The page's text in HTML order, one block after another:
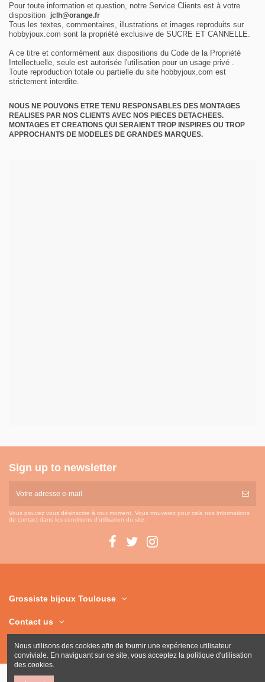
Pour toute information et question, notre Service Clients est à votre
disposition jclh@orange.fr
Tous les textes, commentaires, illustrations et images reproduits sur
hobbyjoux.com sont la propriété exclusive de SUCRE ET CANNELLE.
A ce titre et conformément aux dispositions du Code de la Propriété
Intellectuelle, seule est autorisée l'utilisation pour un usage privé .
Toute reproduction totale ou partielle du site hobbyjoux.com est
strictement interdite.
NOUS NE POUVONS ETRE TENU RESPONSABLES DES MONTAGES
REALISES PAR NOS CLIENTS AVEC NOS PIECES DETACHEES.
MONTAGES ET CREATIONS QUI SERAIENT TROP INSPIRES OU TROP
APPROCHANTS DE MODELES DE GRANDES MARQUES.
Sign up to newsletter
Vous pouvez vous désinscrire à tout moment. Vous trouverez pour cela nos informations
de contact dans les conditions d'utilisation du site.
Grossiste bijoux Toulouse
Contact us
Nous utilisons des cookies afin de fournir une expérience utilisateur
conviviale. En naviguant sur ce site, vous acceptez la politique d'utilisation
des cookies.